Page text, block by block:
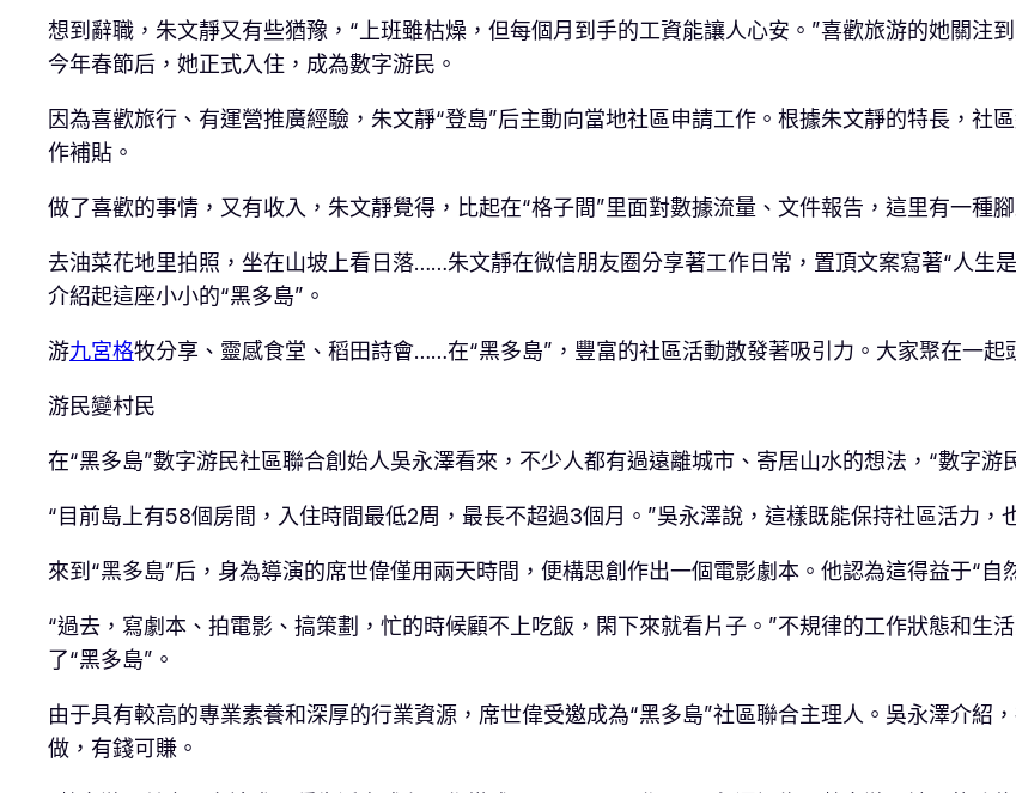
想到辭職，朱文靜又有些猶豫，“上班雖枯燥，但每個月到手的工資能讓人心安。”喜歡旅游的她關注
今年春節后，她正式入住，成為數字游民。
因為喜歡旅行、有運營推廣經驗，朱文靜“登島”后主動向當地社區申請工作。根據朱文靜的特長，社
作補貼。
做了喜歡的事情，又有收入，朱文靜覺得，比起在“格子間”里面對數據流量、文件報告，這里有一種腳
去油菜花地里拍照，坐在山坡上看日落……朱文靜在微信朋友圈分享著工作日常，置頂文案寫著“人生
介紹起這座小小的“黑多島”。
游九宮格牧分享、靈感食堂、稻田詩會……在“黑多島”，豐富的社區活動散發著吸引力。大家聚在一起
游民變村民
在“黑多島”數字游民社區聯合創始人吳永澤看來，不少人都有過遠離城市、寄居山水的想法，“數字游
“目前島上有58個房間，入住時間最低2周，最長不超過3個月。”吳永澤說，這樣既能保持社區活力，
來到“黑多島”后，身為導演的席世偉僅用兩天時間，便構思創作出一個電影劇本。他認為這得益于“自
“過去，寫劇本、拍電影、搞策劃，忙的時候顧不上吃飯，閑下來就看片子。”不規律的工作狀態和生
了“黑多島”。
由于具有較高的專業素養和深厚的行業資源，席世偉受邀成為“黑多島”社區聯合主理人。吳永澤介紹
做，有錢可賺。